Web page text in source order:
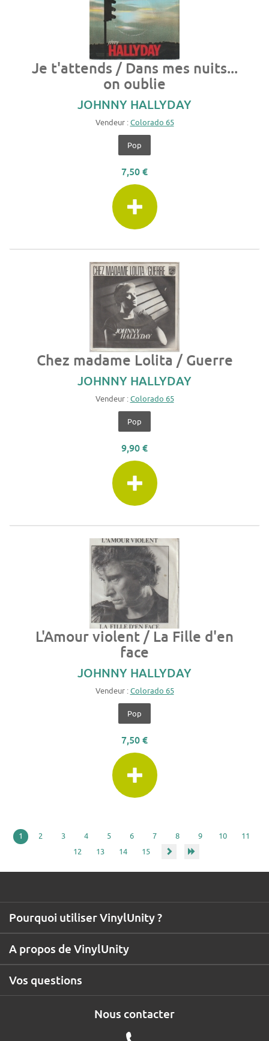
Je t'attends / Dans mes nuits...
on oublie
JOHNNY HALLYDAY
Vendeur :Colorado 65
Pop
7,50 €
Chez madame Lolita / Guerre
JOHNNY HALLYDAY
Vendeur :Colorado 65
Pop
9,90 €
L'Amour violent / La Fille d'en
face
JOHNNY HALLYDAY
Vendeur :Colorado 65
Pop
7,50 €
1 2 3 4 5 6 7 8 9 10
11
12
13 14 15
Nous contacter
A propos de VinylUnity
Pourquoi utiliser VinylUnity ?
Vos questions